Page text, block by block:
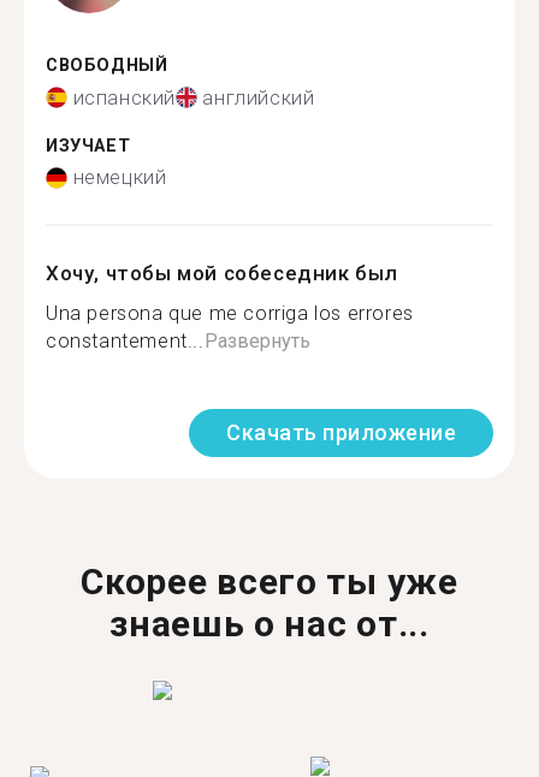
СВОБОДНЫЙ
испанский английский
ИЗУЧАЕТ
немецкий
Хочу, чтобы мой собеседник был
Una persona que me corriga los errores
constantement...Развернуть
Скачать приложение
Скорее всего ты уже
знаешь о нас от...